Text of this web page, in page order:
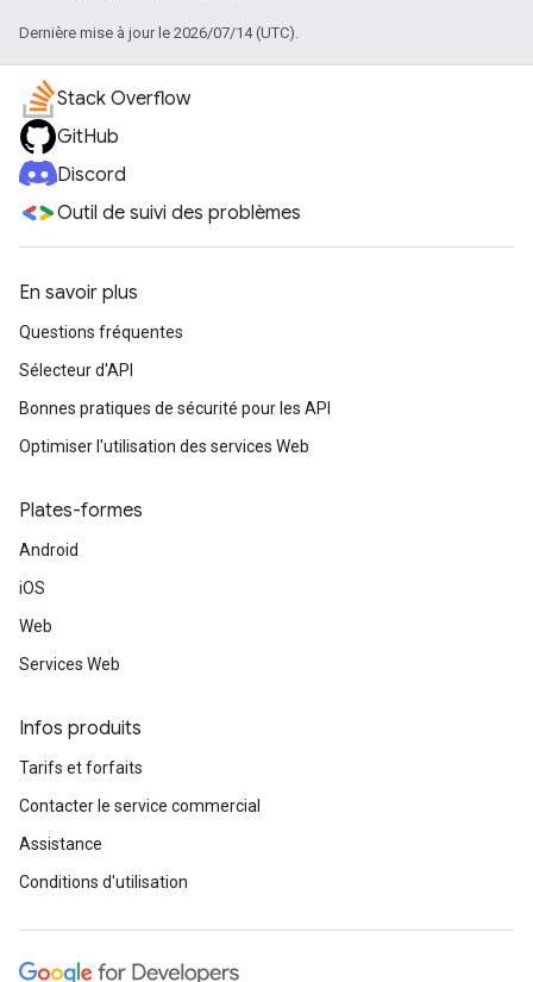
Dernière mise à jour le 2026/07/14 (UTC).
Stack Overflow
GitHub
Discord
Outil de suivi des problèmes
En savoir plus
Questions fréquentes
Sélecteur d'API
Bonnes pratiques de sécurité pour les API
Optimiser l'utilisation des services Web
Plates-formes
Android
iOS
Web
Services Web
Infos produits
Tarifs et forfaits
Contacter le service commercial
Assistance
Conditions d'utilisation